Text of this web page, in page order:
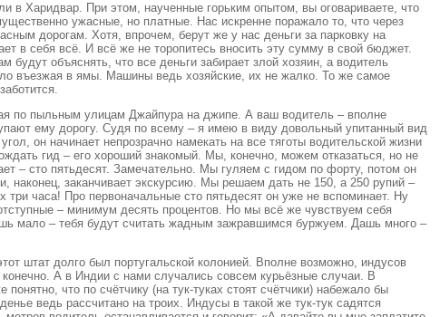
в Харидвар. При этом, наученные горьким опытом, вы оговариваете, что
ужасные, но платные. Нас искренне поражало то, что через
дорогам. Хотя, впрочем, берут же у нас деньги за парковку на
в себя всё. И всё же не торопитесь вносить эту сумму в свой бюджет.
объяснять, что все деньги забирает злой хозяин, а водитель
въезжая в ямы. Машины ведь хозяйские, их не жалко. То же самое
по пыльным улицам Джайпура на джипе. А ваш водитель – вполне
ему дорогу. Судя по всему – я имею в виду довольный упитанный вид
он начинает непрозрачно намекать на все тяготы водительской жизни
гид – его хороший знакомый. Мы, конечно, можем отказаться, но не
– сто пятьдесят. Замечательно. Мы гуляем с гидом по форту, потом он
наконец, заканчивает экскурсию. Мы решаем дать не 150, а 250 рупий –
часа! Про первоначальные сто пятьдесят он уже не вспоминает. Ну
– минимум десять процентов. Но мы всё же чувствуем себя
мало – тебя будут считать жадным зажравшимся буржуем. Дашь много –
штат долго был португальской колонией. Вполне возможно, индусов
конечно. А в Индии с нами случались совсем курьёзные случаи. В
что по счётчику (на тук-туках стоят счётчики) набежало бы
ведь рассчитано на троих. Индусы в такой же тук-тук садятся